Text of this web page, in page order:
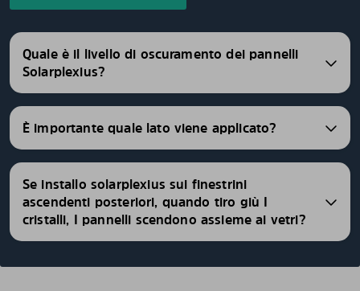
Quale è il livello di oscuramento dei pannelli
Solarplexius?
È importante quale lato viene applicato?
Se installo solarplexius sui finestrini
ascendenti posteriori, quando tiro giù I
cristalli, I pannelli scendono assieme ai vetri?